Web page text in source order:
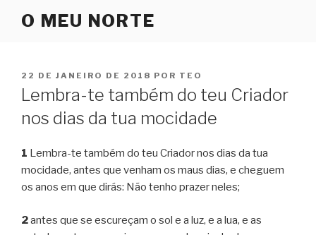
O MEU NORTE
PUBLICADO
EM
22 DE JANEIRO DE 2018 POR TEO
Lembra-te também do teu Criador
nos dias da tua mocidade
1 Lembra-te também do teu Criador nos dias da tua
mocidade, antes que venham os maus dias, e cheguem
os anos em que dirás: Não tenho prazer neles;
2antes que se escureçam o sol e a luz, e a lua, e as